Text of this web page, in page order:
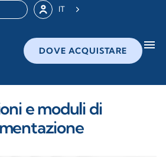
IT
DOVE ACQUISTARE menu
e moduli di